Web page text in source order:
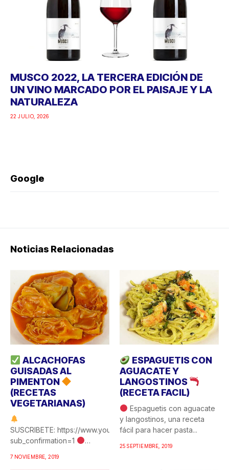
MUSCO 2022, LA TERCERA EDICIÓN DE
UN VINO MARCADO POR EL PAISAJE Y LA
NATURALEZA
22 JULIO, 2026
Google
Noticias Relacionadas
ALCACHOFAS
GUISADAS AL
PIMENTON
(RECETAS
VEGETARIANAS)
SUSCRIBETE: https://www.youtube.com/c/COCINAFACILYRICA?
sub_confirmation=1
pimentón, una de esas
7 NOVIEMBRE, 2019
ESPAGUETIS CON
AGUACATE Y
LANGOSTINOS
(RECETA FACIL)
Espaguetis con aguacate
y langostinos, una receta
fácil para hacer pasta...
25 SEPTIEMBRE, 2019